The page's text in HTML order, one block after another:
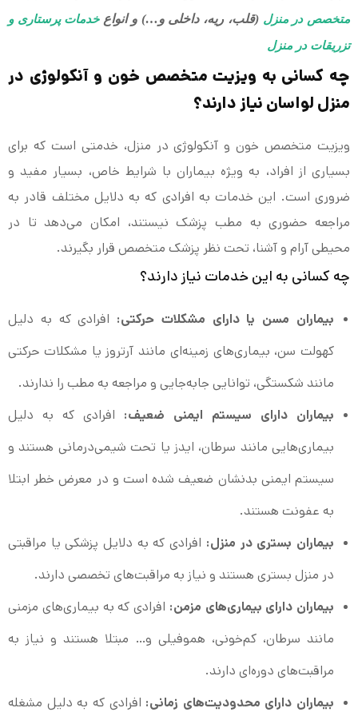
متخصص در منزل (قلب، ریه، داخلی و…) و انواع خدمات پرستاری و
تزریقات در منزل
چه کسانی به ویزیت متخصص خون و آنکولوژی در
منزل لواسان نیاز دارند؟
ویزیت متخصص خون و آنکولوژی در منزل، خدمتی است که برای
بسیاری از افراد، به ویژه بیماران با شرایط خاص، بسیار مفید و
ضروری است. این خدمات به افرادی که به دلایل مختلف قادر به
مراجعه حضوری به مطب پزشک نیستند، امکان می‌دهد تا در
محیطی آرام و آشنا، تحت نظر پزشک متخصص قرار بگیرند.
چه کسانی به این خدمات نیاز دارند؟
بیماران مسن یا دارای مشکلات حرکتی:افرادی که به دلیل
کهولت سن، بیماری‌های زمینه‌ای مانند آرتروز یا مشکلات حرکتی
مانند شکستگی، توانایی جابه‌جایی و مراجعه به مطب را ندارند.
بیماران دارای سیستم ایمنی ضعیف:افرادی که به دلیل
بیماری‌هایی مانند سرطان، ایدز یا تحت شیمی‌درمانی هستند و
سیستم ایمنی بدنشان ضعیف شده است و در معرض خطر ابتلا
به عفونت هستند.
بیماران بستری در منزل:افرادی که به دلایل پزشکی یا مراقبتی
در منزل بستری هستند و نیاز به مراقبت‌های تخصصی دارند.
بیماران دارای بیماری‌های مزمن:افرادی که به بیماری‌های مزمنی
مانند سرطان، کم‌خونی، هموفیلی و… مبتلا هستند و نیاز به
مراقبت‌های دوره‌ای دارند.
بیماران دارای محدودیت‌های زمانی:افرادی که به دلیل مشغله